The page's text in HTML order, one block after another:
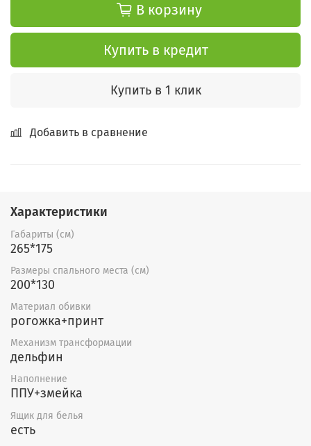
В корзину
Купить в кредит
Купить в 1 клик
Добавить в сравнение
Характеристики
Габариты (см)
265*175
Размеры спального места (см)
200*130
Материал обивки
рогожка+принт
Механизм трансформации
дельфин
Наполнение
ППУ+змейка
Ящик для белья
есть